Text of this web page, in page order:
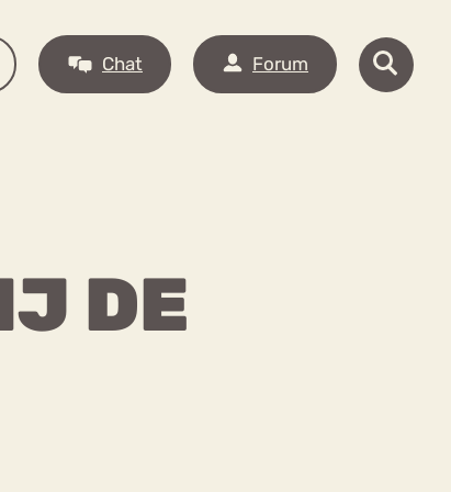
Chat Forum
DE